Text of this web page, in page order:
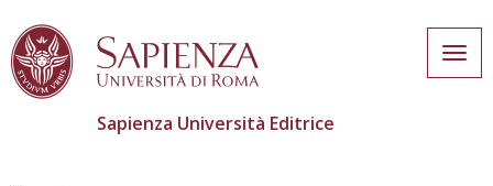
Sapienza Università Editrice